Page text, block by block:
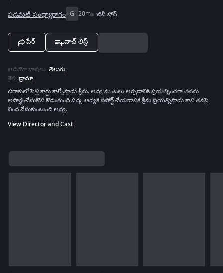
పడమటి సంధ్యారాగం G 20m టివీ షోస్
షేర్ వాచ్ లిస్ట్
ఆడియో భాషలు :తెలుగు
శైలి :డ్రామా
చిరాకులో పెళ్లి కార్డు కాల్చేస్తాడు శ్రీను. ఆద్య మంటలు ఆర్పడానికి ప్రయత్నించగా తనను
అపార్థంచేసుకొని కొడుతుంది పద్మ. ఆద్యకి సపోర్ట్ చేయడానికి శ్రీను ప్రయత్నిస్తాడు కాని తనపై
నింద వేసుకుంటుంది ఆద్య.
View Director and Cast